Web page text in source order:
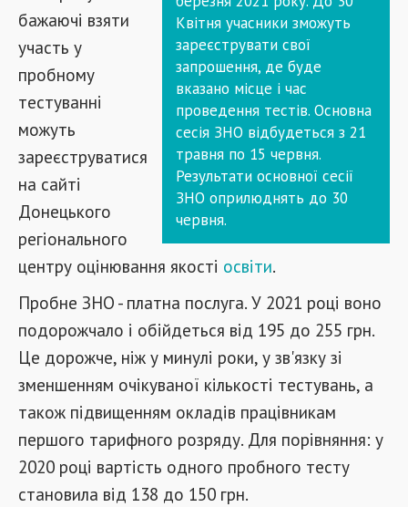
Квітня учасники зможуть
зареєструвати свої
запрошення, де буде
вказано місце і час
проведення тестів. Основна
сесія ЗНО відбудеться з 21
травня по 15 червня.
Результати основної сесії
ЗНО оприлюднять до 30
червня.
бажаючі взяти
участь у
пробному
тестуванні
можуть
зареєструватися
на сайті
Донецького
регіонального
центру оцінювання якості освіти.
Пробне ЗНО - платна послуга. У 2021 році воно
подорожчало і обійдеться від 195 до 255 грн.
Це дорожче, ніж у минулі роки, у зв'язку зі
зменшенням очікуваної кількості тестувань, а
також підвищенням окладів працівникам
першого тарифного розряду. Для порівняння: у
2020 році вартість одного пробного тесту
становила від 138 до 150 грн.